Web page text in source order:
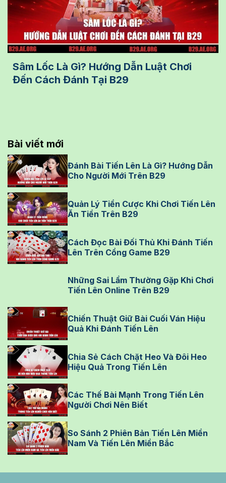
Sâm Lốc Là Gì? Hướng Dẫn Luật Chơi
Đến Cách Đánh Tại B29
Bài viết mới
Đánh Bài Tiến Lên Là Gì? Hướng Dẫn
Cho Người Mới Trên B29
Quản Lý Tiền Cược Khi Chơi Tiến Lên
Ăn Tiền Trên B29
Cách Đọc Bài Đối Thủ Khi Đánh Tiến
Lên Trên Cổng Game B29
Những Sai Lầm Thường Gặp Khi Chơi
Tiến Lên Online Trên B29
Chiến Thuật Giữ Bài Cuối Ván Hiệu
Quả Khi Đánh Tiến Lên
Chia Sẻ Cách Chặt Heo Và Đôi Heo
Hiệu Quả Trong Tiến Lên
Các Thế Bài Mạnh Trong Tiến Lên
Người Chơi Nên Biết
So Sánh 2 Phiên Bản Tiến Lên Miền
Nam Và Tiến Lên Miền Bắc